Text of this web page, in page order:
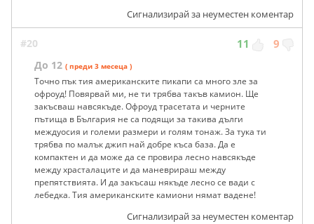
Сигнализирай за неуместен коментар
#20 11 9
До 12 ( преди 3 месеца )
Точно пък тия американските пикапи са много зле за
офроуд! Повярвай ми, не ти трябва такъв камион. Ще
закъсваш навсякъде. Офроуд трасетата и черните
пътища в България не са подящи за такива дълги
междуосия и големи размери и голям тонаж. За тука ти
трябва по малък джип най добре къса база. Да е
компактен и да може да се провира лесно навсякъде
между храсталаците и да маневрираш между
препятствията. И да закъсаш някъде лесно се вади с
лебедка. Тия американските камиони нямат вадене!
Сигнализирай за неуместен коментар